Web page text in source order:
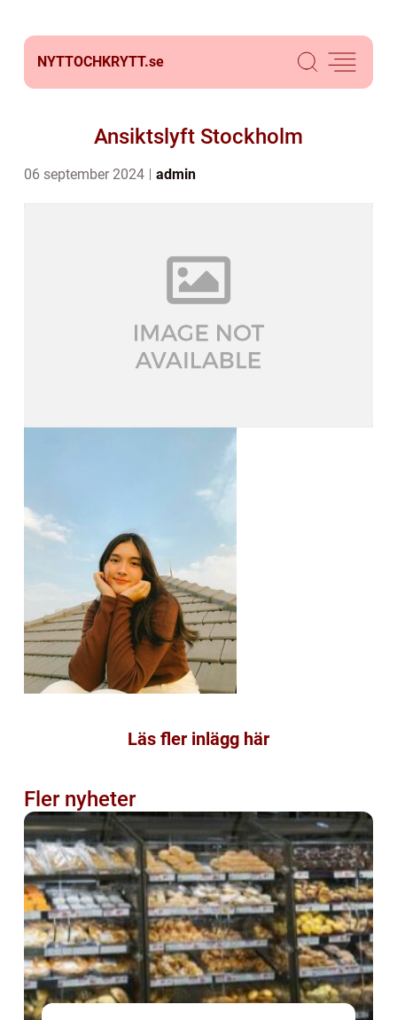
NYTTOCHKRYTT.se
Ansiktslyft Stockholm
06 september 2024 admin
Läs fler inlägg här
Fler nyheter